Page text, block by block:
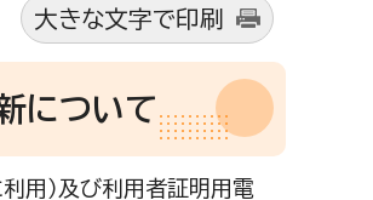
大きな文字で印刷
について
用）及び利用者証明用電